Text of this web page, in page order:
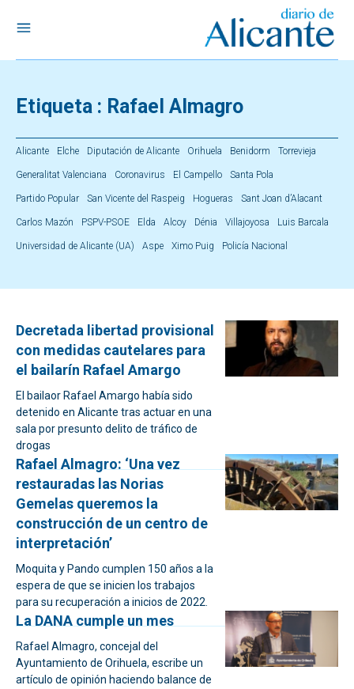
Etiqueta : Rafael Almagro
Alicante Elche Diputación de Alicante Orihuela Benidorm Torrevieja
Generalitat Valenciana Coronavirus El Campello Santa Pola
Partido Popular San Vicente del Raspeig Hogueras Sant Joan d’Alacant
Carlos Mazón PSPV-PSOE Elda Alcoy Dénia Villajoyosa Luis Barcala
Universidad de Alicante (UA) Aspe Ximo Puig Policía Nacional
Decretada libertad provisional
con medidas cautelares para
el bailarín Rafael Amargo
El bailaor Rafael Amargo había sido
detenido en Alicante tras actuar en una
sala por presunto delito de tráfico de
drogas
Rafael Almagro: ‘Una vez
restauradas las Norias
Gemelas queremos la
construcción de un centro de
interpretación’
Moquita y Pando cumplen 150 años a la
espera de que se inicien los trabajos
para su recuperación a inicios de 2022.
La DANA cumple un mes
Rafael Almagro, concejal del
Ayuntamiento de Orihuela, escribe un
artículo de opinión haciendo balance de